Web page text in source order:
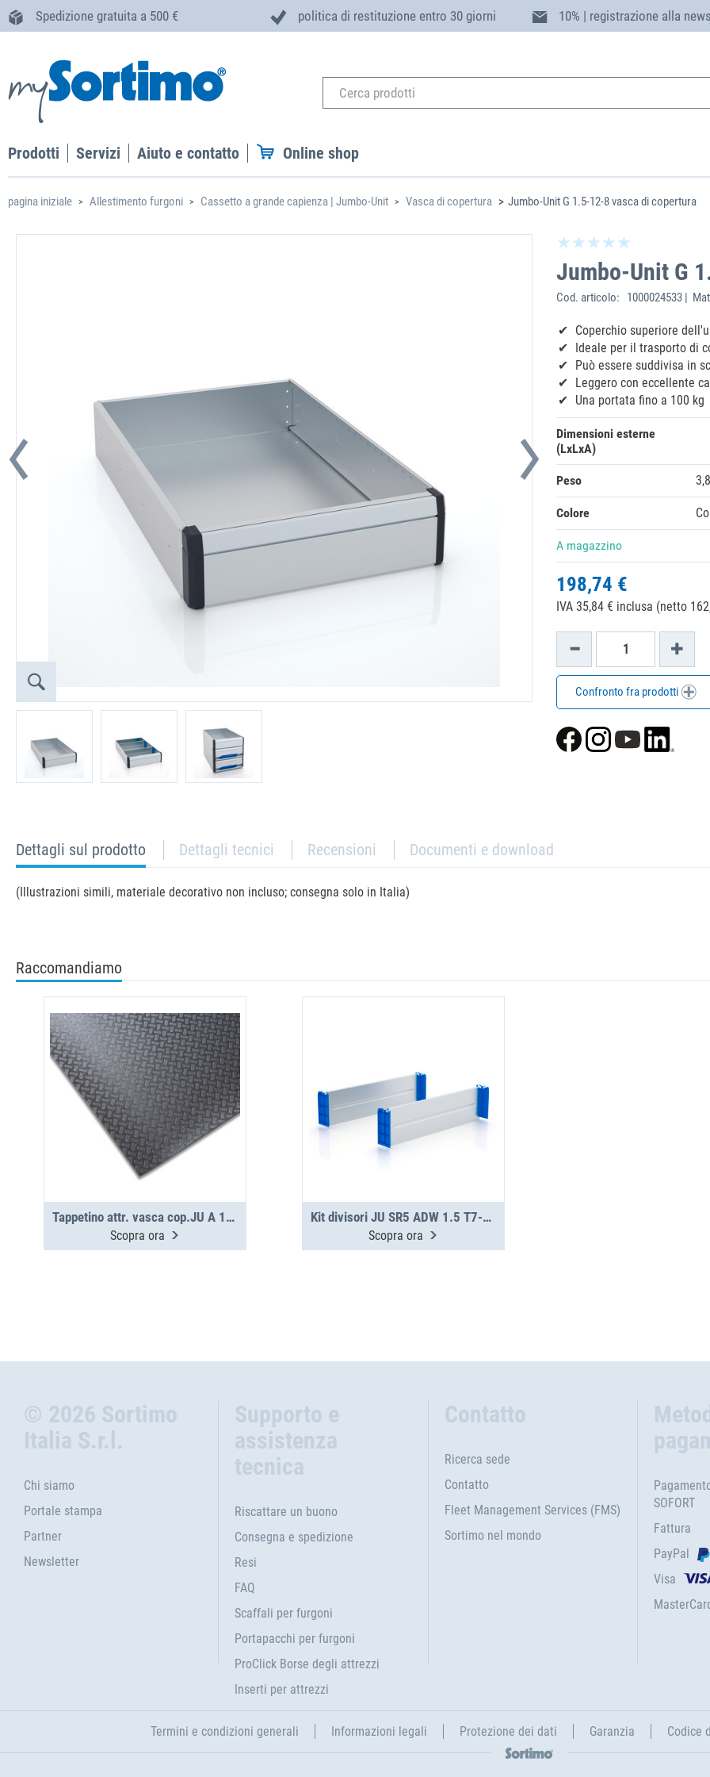
Spedizione gratuita a 500 € politica di restituzione entro 30 giorni 10% | registrazione alla
Prodotti Servizi Aiuto e contatto Online shop
pagina iniziale Allestimento furgoni Cassetto a grande capienza | Jumbo-Unit Vasca di copertura Jumbo-Unit G 1.5-12-8 vasca di copertura
Jumbo-Unit G
Cod. articolo: 1000024533 |
Coperchio superiore
Ideale per il trasporto di
Può essere suddivisa in
Leggero con eccellente
Una portata fino a 100 kg
Dimensioni esterne
(LxLxA)
Peso
Colore
A magazzino
198,74 €
IVA 35,84 € inclusa (netto
Confronto fra prodotti
current
tab:
Dettagli sul prodotto Dettagli tecnici Recensioni Documenti e download
(Illustrazioni simili, materiale decorativo non incluso; consegna solo in Italia)
Raccomandiamo
‌Tappetino attr. vasca cop.JU A 1.5-12-0
Scopra ora
Kit divisori JU SR5 ADW 1.5 T7-16
Scopra ora
© 2026 Sortimo
Italia S.r.l.
Chi siamo
Portale stampa
Partner
Newsletter
Supporto e
assistenza
tecnica
Riscattare un buono
Consegna e spedizione
Resi
FAQ
Scaffali per furgoni
Portapacchi per furgoni
ProClick Borse degli attrezzi
Inserti per attrezzi
Contatto
Ricerca sede
Contatto
Fleet Management Services (FMS)
Sortimo nel mondo
SOFORT
Fattura
PayPal
Visa
Termini e condizioni generali Informazioni legali Protezione dei dati Garanzia Codice